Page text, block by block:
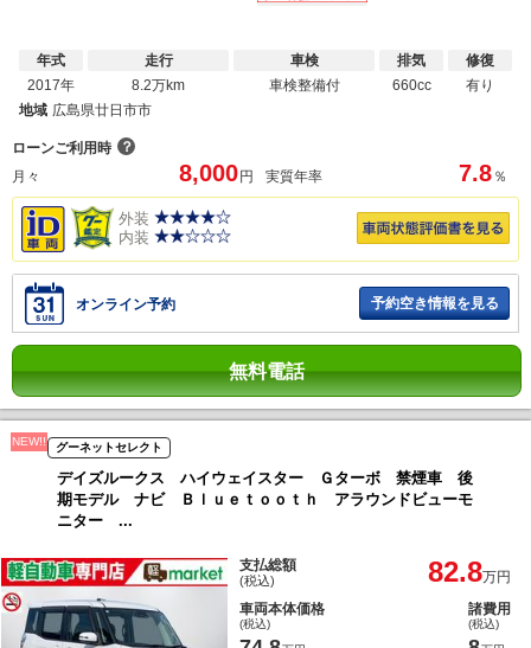
年式
2017年
走行
8.2万km
車検
車検整備付
排気
660cc
修復
有り
地域 広島県廿日市市
ローンご利用時 ？
月々
8,000 円 実質年率 7.8 ％
外装
内装
オンライン予約 予約空き情報を見る
無料電話
NEW!! グーネットセレクト
デイズルークス ハイウェイスター Ｇターボ 禁煙車 後
期モデル ナビ Ｂｌｕｅｔｏｏｔｈ アラウンドビューモ
ニター ...
支払総額
(税込) 82.8万円
車両本体価格
(税込)
諸費用
(税込)